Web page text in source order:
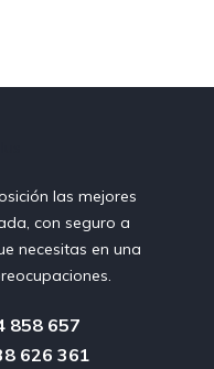
las mejores
con seguro a
necesitas en una
858 657
626 361